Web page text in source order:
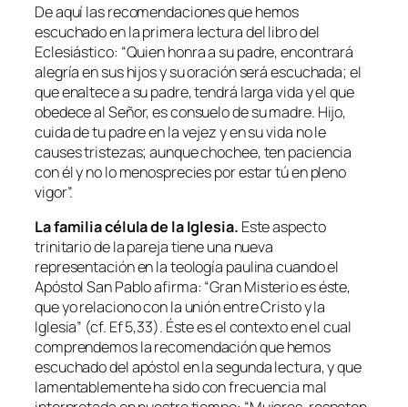
De aquí las recomendaciones que hemos
escuchado en la primera lectura del libro del
Eclesiástico: “Quien honra a su padre, encontrará
alegría en sus hijos y su oración será escuchada; el
que enaltece a su padre, tendrá larga vida y el que
obedece al Señor, es consuelo de su madre. Hijo,
cuida de tu padre en la vejez y en su vida no le
causes tristezas; aunque chochee, ten paciencia
con él y no lo menosprecies por estar tú en pleno
vigor”.
La familia célula de la Iglesia. Este aspecto
trinitario de la pareja tiene una nueva
representación en la teología paulina cuando el
Apóstol San Pablo afirma: “Gran Misterio es éste,
que yo relaciono con la unión entre Cristo y la
Iglesia” (cf. Ef 5,33). Éste es el contexto en el cual
comprendemos la recomendación que hemos
escuchado del apóstol en la segunda lectura, y que
lamentablemente ha sido con frecuencia mal